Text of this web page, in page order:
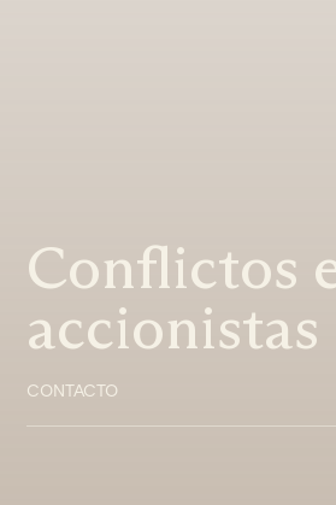
Conflictos
accionistas
CONTACTO